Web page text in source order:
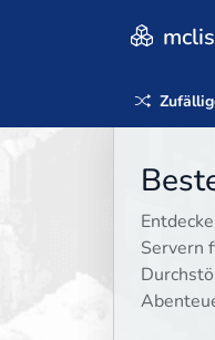
Servern